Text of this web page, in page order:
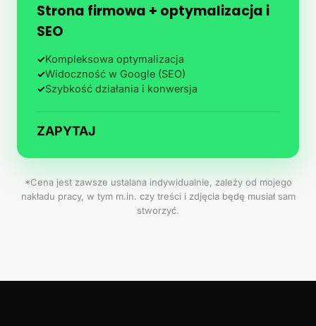
Strona firmowa + optymalizacja i
SEO
✓Kompleksowa optymalizacja
✓Widoczność w Google (SEO)
✓Szybkość działania i konwersja
ZAPYTAJ
*Cena jest zawsze ustalana indywidualnie, zależy od mojego
nakładu pracy, w tym m.in. czy treści i zdjęcia będę musiał sam
stworzyć.